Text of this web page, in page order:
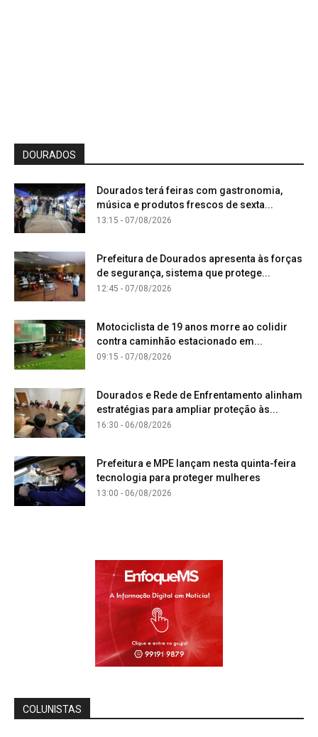
DOURADOS
Dourados terá feiras com gastronomia,
música e produtos frescos de sexta...
13:15 - 07/08/2026
Prefeitura de Dourados apresenta às forças
de segurança, sistema que protege...
12:45 - 07/08/2026
Motociclista de 19 anos morre ao colidir
contra caminhão estacionado em...
09:15 - 07/08/2026
Dourados e Rede de Enfrentamento alinham
estratégias para ampliar proteção às...
16:30 - 06/08/2026
Prefeitura e MPE lançam nesta quinta-feira
tecnologia para proteger mulheres
13:00 - 06/08/2026
COLUNISTAS